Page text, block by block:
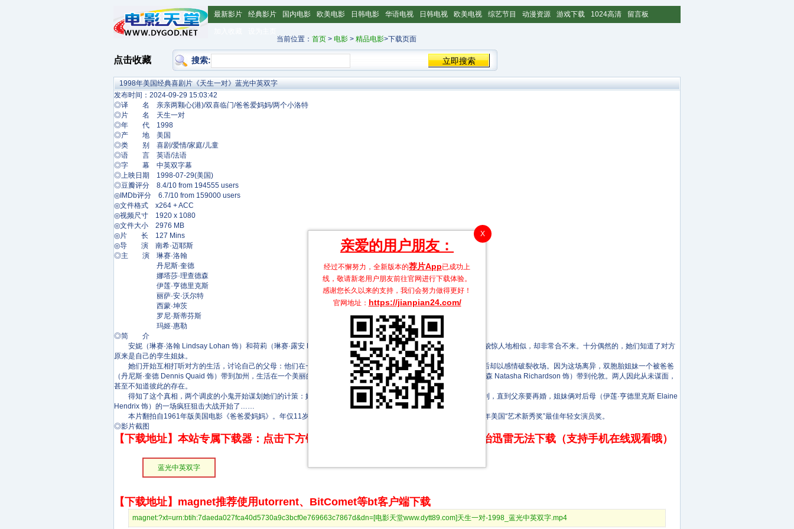
最新影片 经典影片 国内电影 欧美电影 日韩电影 华语电视 日韩电视 欧美电视 综艺节目 动漫资源 游戏下载 1024高清 留言板
当前位置： 首页 > 电影 > 精品电影>下载页面
点击收藏 搜索:
X
亲爱的用户朋友：
经过不懈努力，全新版本的荐片App已成功上
线，敬请新老用户朋友前往官网进行下载体验。
感谢您长久以来的支持，我们会努力做得更好！
官网地址： https://jianpian24.com/
1998年美国经典喜剧片《天生一对》蓝光中英双字
发布时间：2024-09-29 15:03:42
◎译 名 亲亲两颗心(港)/双喜临门/爸爸爱妈妈/两个小洛特
◎片 名 天生一对
◎年 代 1998
◎产 地 美国
◎类 别 喜剧/爱情/家庭/儿童
◎语 言 英语/法语
◎字 幕 中英双字幕
◎上映日期 1998-07-29(美国)
◎豆瓣评分 8.4/10 from 194555 users
◎IMDb评分 6.7/10 from 159000 users
◎文件格式 x264 + ACC
◎视频尺寸 1920 x 1080
◎文件大小 2976 MB
◎片 长 127 Mins
◎导 演 南希·迈耶斯
◎主 演 琳赛·洛翰
丹尼斯·奎德
娜塔莎·理查德森
伊莲·亨德里克斯
丽萨·安·沃尔特
西蒙·坤茨
罗尼·斯蒂芬斯
玛姬·惠勒
◎简 介
安妮（琳赛·洛翰 Lindsay Lohan 饰）和荷莉（琳赛·露安 Lindsay Lohan 饰）两个小女孩在夏令营中相识。她们相貌惊人地相似，却非常合不来。十分偶然的，她们知道了对方
原来是自己的孪生姐妹。
她们开始互相打听对方的生活，讨论自己的父母：他们在一个豪华的航海轮船上相遇，在旅途中就结了婚，然而最后却以感情破裂收场。因为这场离异，双胞胎姐妹一个被爸爸
（丹尼斯·奎德 Dennis Quaid 饰）带到加州，生活在一个美丽的葡萄园；一个则被当婚纱设计师的妈妈（娜塔莎·理查德森 Natasha Richardson 饰）带到伦敦。两人因此从未谋面，
甚至不知道彼此的存在。
得知了这个真相，两个调皮的小鬼开始谋划她们的计策：她们决定调换身份，到对方的家庭去生活。一切都进展顺利，直到父亲要再婚，姐妹俩对后母（伊莲·亨德里克斯 Elaine
Hendrix 饰）的一场疯狂狙击大战开始了……
本片翻拍自1961年版美国电影《爸爸爱妈妈》。年仅11岁的琳赛·洛翰凭借在片中一人分饰两角的表演，荣获1999年美国“艺术新秀奖”最佳年轻女演员奖。
◎影片截图
【下载地址】本站专属下载器：点击下方链接 即可享受高速下载和在线播放 专治迅雷无法下载（支持手机在线观看哦）
蓝光中英双字
【下载地址】magnet推荐使用utorrent、BitComet等bt客户端下载
magnet:?xt=urn:btih:7daeda027fca40d5730a9c3bcf0e769663c7867d&dn=[电影天堂www.dytt89.com]天生一对-1998_蓝光中英双字.mp4